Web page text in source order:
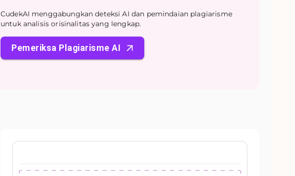
CudekAI menggabungkan deteksi AI dan pemindaian plagiarisme
untuk analisis orisinalitas yang lengkap.
Pemeriksa Plagiarisme AI